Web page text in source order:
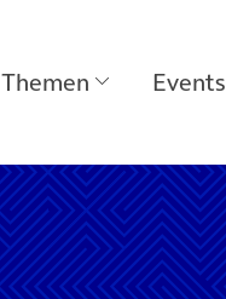
Themen Events